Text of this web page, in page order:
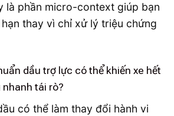
là phần micro-context giúp bạn
thay vì chỉ xử lý triệu chứng
dầu trợ lực có thể khiến xe hết
tái rò?
có thể làm thay đổi hành vi